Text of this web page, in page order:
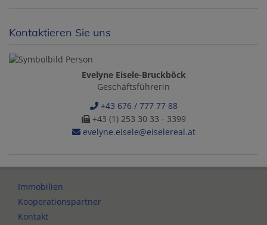
Kontaktieren Sie uns
Evelyne Eisele-Bruckböck
Geschäftsführerin
+43 676 / 777 77 88
+43 (1) 253 30 33 - 3399
evelyne.eisele@eiselereal.at
Immobilien
Kooperationspartner
Kontakt